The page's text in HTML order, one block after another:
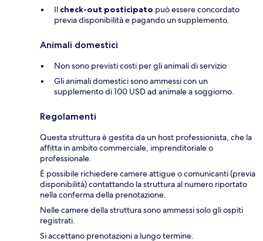
Il check-out posticipato può essere concordato
previa disponibilità e pagando un supplemento.
Animali domestici
Non sono previsti costi per gli animali di servizio
Gli animali domestici sono ammessi con un
supplemento di 100 USD ad animale a soggiorno.
Regolamenti
Questa struttura è gestita da un host professionista, che la
affitta in ambito commerciale, imprenditoriale o
professionale.
È possibile richiedere camere attigue o comunicanti (previa
disponibilità) contattando la struttura al numero riportato
nella conferma della prenotazione.
Nelle camere della struttura sono ammessi solo gli ospiti
registrati.
Si accettano prenotazioni a lungo termine.